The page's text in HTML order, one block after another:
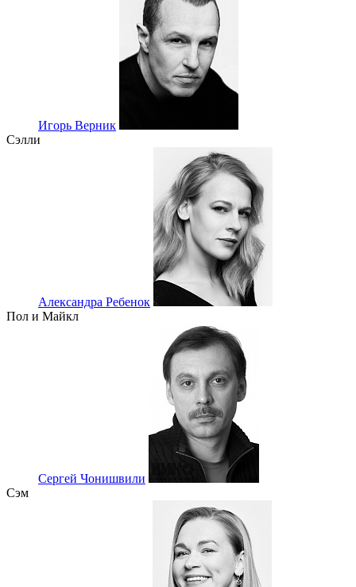
Игорь Верник
Сэлли
Александра Ребенок
Пол и Майкл
Сергей Чонишвили
Сэм